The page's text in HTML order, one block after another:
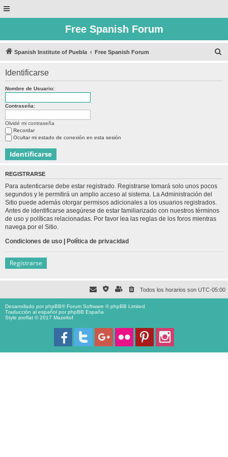
Free Spanish Forum
Spanish Institute of Puebla Free Spanish Forum
Identificarse
Nombre de Usuario:
Contraseña:
Olvidé mi contraseña
Recordar
Ocultar mi estado de conexión en esta sesión
REGISTRARSE
Para autenticarse debe estar registrado. Registrarse tomará solo unos pocos
segundos y le permitirá un amplio acceso al sistema. La Administración del
Sitio puede además otorgar permisos adicionales a los usuarios registrados.
Antes de identificarse asegúrese de estar familiarizado con nuestros términos
de uso y políticas relacionadas. Por favor lea las reglas de los foros mientras
navega por el Sitio.
Condiciones de uso | Política de privacidad
Registrarse
Todos los horarios son UTC-05:00
Desarrollado porphpBB® Forum Software © phpBB Limited
Traducción al español porphpBB España
Style proflat © 2017 Mazeltof